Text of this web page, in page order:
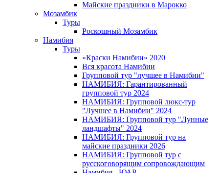
Майские праздники в Марокко
Мозамбик
Туры
Роскошный Мозамбик
Намибия
Туры
«Краски Намибии» 2020
Вся красота Намибии
Групповой тур "лучшее в Намибии"
НАМИБИЯ: Гарантированный
групповой тур 2024
НАМИБИЯ: Групповой люкс-тур
"Лучшее в Намибии" 2024
НАМИБИЯ: Групповой тур "Лунные
ландшафты" 2024
НАМИБИЯ: Групповой тур на
майские праздники 2026
НАМИБИЯ: Групповой тур с
русскоговорящим сопровождающим